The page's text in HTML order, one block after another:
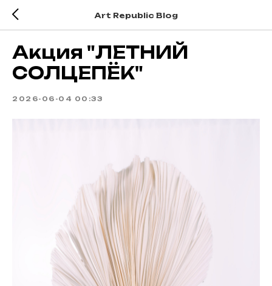
Art Republic Blog
Акция "ЛЕТНИЙ
СОЛЦЕПЁК"
2026-06-04 00:33